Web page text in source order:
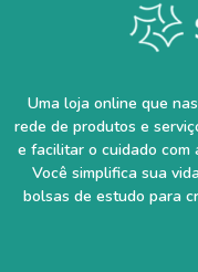
Uma loja online que
rede de produtos e
e facilitar o cuidado com
Você simplifica sua
bolsas de estudo para